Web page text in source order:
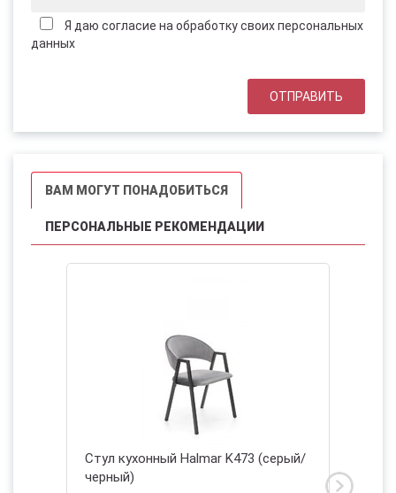
Я даю согласие на обработку своих персональных
данных
ВАМ МОГУТ ПОНАДОБИТЬСЯ
ПЕРСОНАЛЬНЫЕ РЕКОМЕНДАЦИИ
Стул кухонный Halmar K473 (серый/
черный)